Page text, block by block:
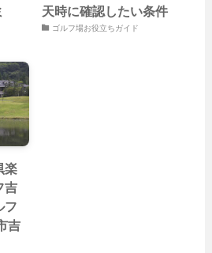
天時に確認したい条件
ゴルフ場お役立ちガイド
楽
吉
フ
吉